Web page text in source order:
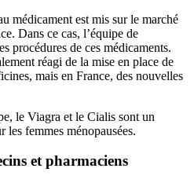
médicament est mis sur le marché
Dans ce cas, l’équipe de
procédures de ces médicaments.
réagi de la mise en place de
mais en France, des nouvelles
le Viagra et le Cialis sont un
les femmes ménopausées.
et pharmaciens